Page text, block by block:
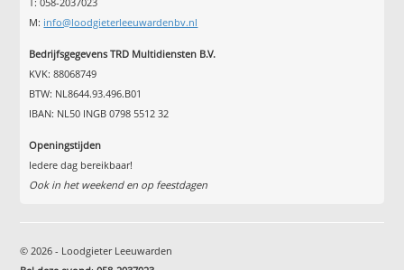
M: info@loodgieterleeuwardenbv.nl
Bedrijfsgegevens TRD Multidiensten B.V.
KVK: 88068749
BTW: NL8644.93.496.B01
IBAN: NL50 INGB 0798 5512 32
Openingstijden
Iedere dag bereikbaar!
Ook in het weekend en op feestdagen
© 2026 - Loodgieter Leeuwarden